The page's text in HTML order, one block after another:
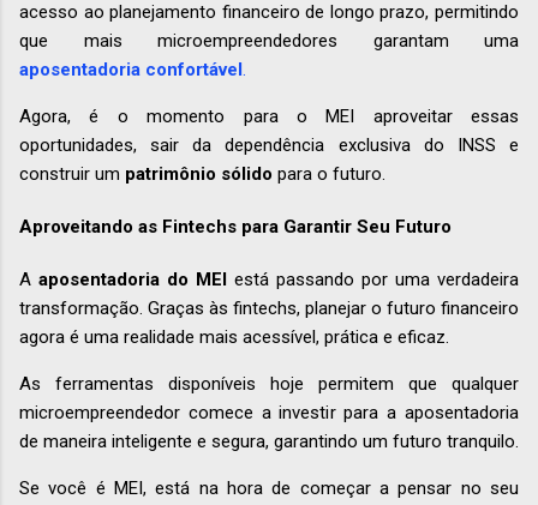
acesso ao planejamento financeiro de longo prazo, permitindo
que mais microempreendedores garantam uma
aposentadoria confortável.
Agora, é o momento para o MEI aproveitar essas
oportunidades, sair da dependência exclusiva do INSS e
construir um patrimônio sólido para o futuro.
Aproveitando as Fintechs para Garantir Seu Futuro
A aposentadoria do MEI está passando por uma verdadeira
transformação. Graças às fintechs, planejar o futuro financeiro
agora é uma realidade mais acessível, prática e eficaz.
As ferramentas disponíveis hoje permitem que qualquer
microempreendedor comece a investir para a aposentadoria
de maneira inteligente e segura, garantindo um futuro tranquilo.
Se você é MEI, está na hora de começar a pensar no seu